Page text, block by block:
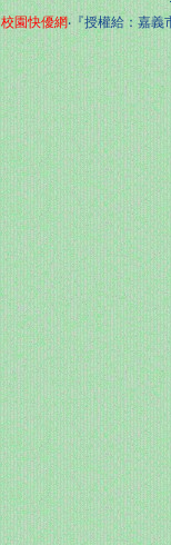
校園快優網‧『授權給：嘉義